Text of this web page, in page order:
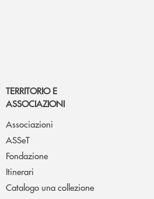
TERRITORIO E
ASSOCIAZIONI
Associazioni
ASSeT
Fondazione
Itinerari
Catalogo una collezione